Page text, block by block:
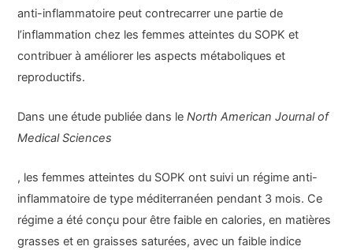
anti-inflammatoire peut contrecarrer une partie de
l’inflammation chez les femmes atteintes du SOPK et
contribuer à améliorer les aspects métaboliques et
reproductifs.
Dans une étude publiée dans leNorth American Journal of
Medical Sciences
, les femmes atteintes du SOPK ont suivi un régime anti-
inflammatoire de type méditerranéen pendant 3 mois. Ce
régime a été conçu pour être faible en calories, en matières
grasses et en graisses saturées, avec un faible indice